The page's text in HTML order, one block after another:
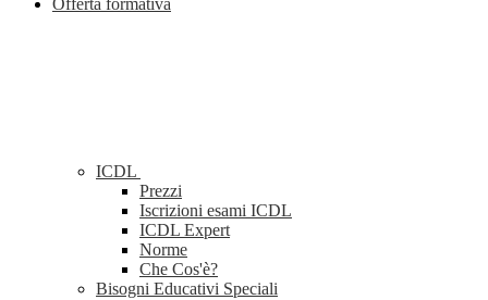
Offerta formativa
ICDL
Prezzi
Iscrizioni esami ICDL
ICDL Expert
Norme
Che Cos'è?
Bisogni Educativi Speciali